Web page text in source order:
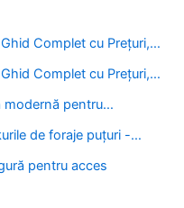
Complet cu Prețuri,…
Complet cu Prețuri,…
modernă pentru…
de foraje puțuri -…
pentru acces